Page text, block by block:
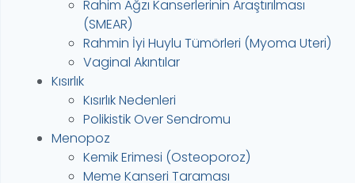
Rahim Ağzı Kanserlerinin Araştırılması
(SMEAR)
Rahmin İyi Huylu Tümörleri (Myoma Uteri)
Vaginal Akıntılar
Kısırlık
Kısırlık Nedenleri
Polikistik Over Sendromu
Menopoz
Kemik Erimesi (Osteoporoz)
Meme Kanseri Taraması